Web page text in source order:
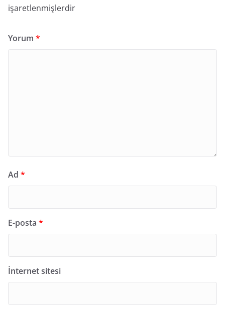
işaretlenmişlerdir
Yorum *
Ad *
E-posta *
İnternet sitesi